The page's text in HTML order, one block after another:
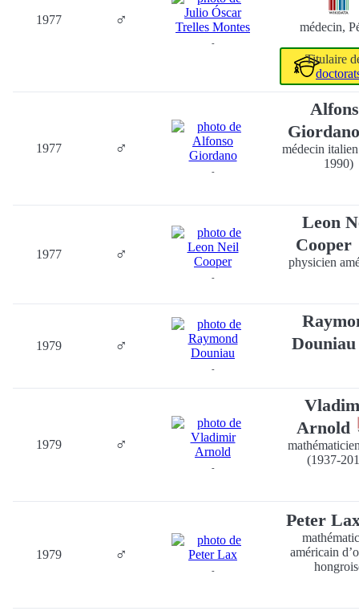
1977 ♂
-
médecin,
Titulaire
1977 ♂
-
médecin
1990)
1977 ♂
-
Leon
Cooper
physicien
1979 ♂
-
1979 ♂
-
Arnold
(1937-
1979 ♂
-
Peter
américain